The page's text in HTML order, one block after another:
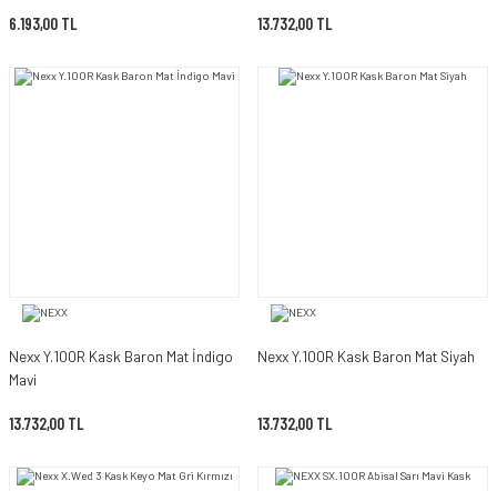
6.193,00 TL 13.732,00 TL
Nexx Y.100R Kask Baron Mat İndigo
Mavi
13.732,00 TL
Nexx Y.100R Kask Baron Mat Siyah
13.732,00 TL